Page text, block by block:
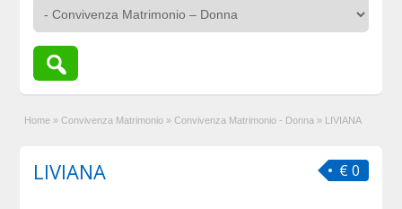
Home » Convivenza Matrimonio » Convivenza Matrimonio - Donna » LIVIANA
€ 0
LIVIANA